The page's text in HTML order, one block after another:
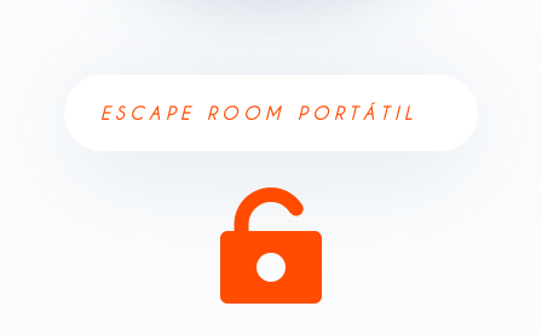
ESCAPE ROOM PORTÁTIL
